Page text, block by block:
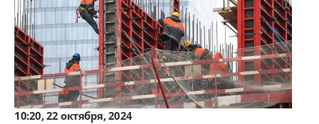
10:20, 22 октября, 2024